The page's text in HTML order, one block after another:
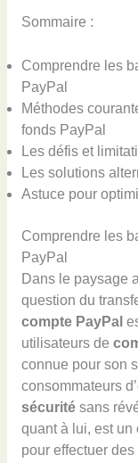
Sommaire :
Comprendre les
PayPal
Méthodes
fonds PayPal
Les défis et
Les solutions
Astuce pour
Comprendre les
PayPal
Dans le paysage
question du
compte PayPal
utilisateurs de
connue pour son
consommateurs
sécuritésans
quant à lui, est un
pour effectuer